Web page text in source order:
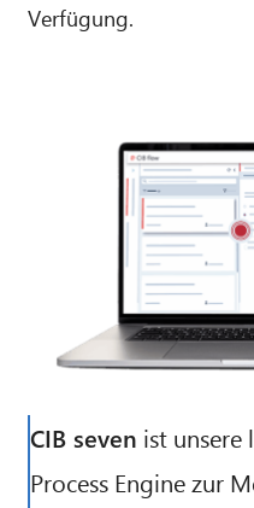
Verfügung.
CIB seven ist unsere
Process Engine zur